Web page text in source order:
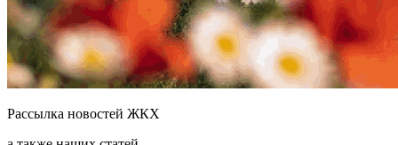
Рассылка новостей ЖКХ